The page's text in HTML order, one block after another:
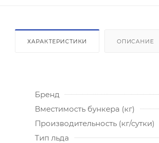
ХАРАКТЕРИСТИКИ ОПИСАНИЕ
Бренд
Вместимость бункера (кг)
Производительность (кг/сутки)
Тип льда